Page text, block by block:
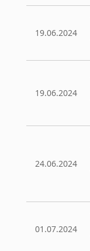
19.06.2024
19.06.2024
24.06.2024
01.07.2024